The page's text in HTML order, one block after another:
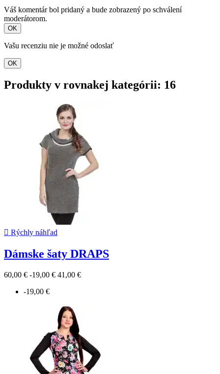
Váš komentár bol pridaný a bude zobrazený po schválení
moderátorom.
OK
Vašu recenziu nie je možné odoslať
OK
Produkty v rovnakej kategórii: 16
 Rýchly náhľad
Dámske šaty DRAPS
60,00 € -19,00 € 41,00 €
-19,00 €